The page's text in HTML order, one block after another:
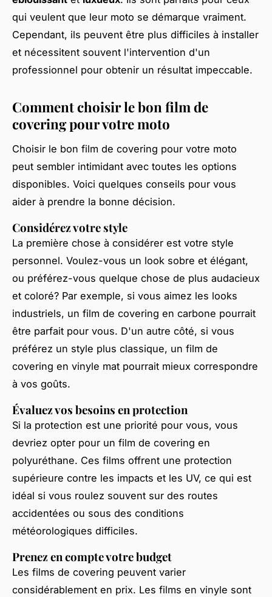
qui veulent que leur moto se démarque vraiment.
Cependant, ils peuvent être plus difficiles à installer
et nécessitent souvent l'intervention d'un
professionnel pour obtenir un résultat impeccable.
Comment choisir le bon film de
covering pour votre moto
Choisir le bon film de covering pour votre moto
peut sembler intimidant avec toutes les options
disponibles. Voici quelques conseils pour vous
aider à prendre la bonne décision.
Considérez votre style
La première chose à considérer est votre style
personnel. Voulez-vous un look sobre et élégant,
ou préférez-vous quelque chose de plus audacieux
et coloré? Par exemple, si vous aimez les looks
industriels, un film de covering en carbone pourrait
être parfait pour vous. D'un autre côté, si vous
préférez un style plus classique, un film de
covering en vinyle mat pourrait mieux correspondre
à vos goûts.
Évaluez vos besoins en protection
Si la protection est une priorité pour vous, vous
devriez opter pour un film de covering en
polyuréthane. Ces films offrent une protection
supérieure contre les impacts et les UV, ce qui est
idéal si vous roulez souvent sur des routes
accidentées ou sous des conditions
météorologiques difficiles.
Prenez en compte votre budget
Les films de covering peuvent varier
considérablement en prix. Les films en vinyle sont